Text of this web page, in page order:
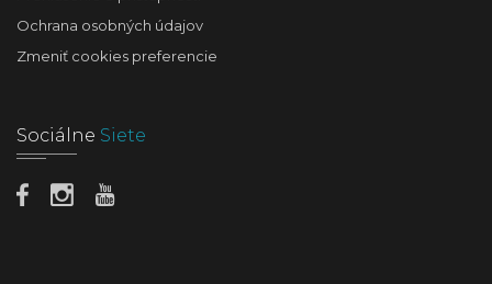
Ochrana osobných údajov
Zmeniť cookies preferencie
Sociálne Siete